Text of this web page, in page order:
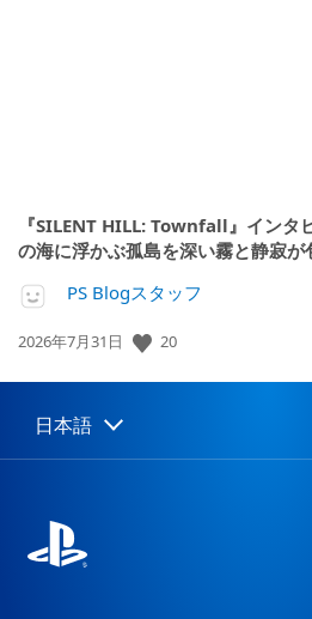
『SILENT HILL: Townfall』インタ
の海に浮かぶ孤島を深い霧と静寂
PS Blogスタッフ
公
日:
2026年7月31日 20
Select
a
Current
region:
日本語